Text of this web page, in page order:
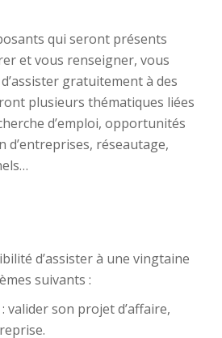
qui seront présents
et vous renseigner, vous
gratuitement à des
plusieurs thématiques liées
d’emploi, opportunités
d’entreprises, réseautage,
d’assister à une vingtaine
suivants :
valider son projet d’affaire,